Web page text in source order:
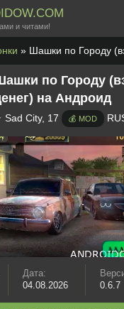
и читами!
» Шашки по Городу
по Городу
на Андроид
Sad City, 17 💰 MOD
Дата:
04.08.2026
0.6.7